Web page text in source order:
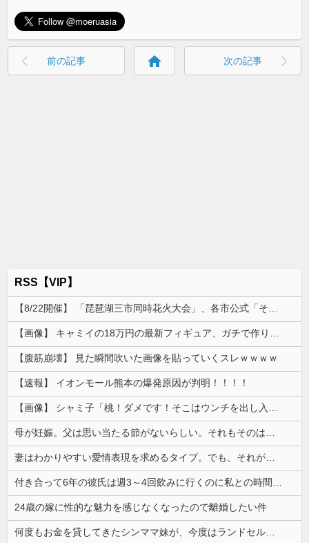
前の記事 home 次の記事
RSS【VIP】
【腹筋崩壊】 見た瞬間吹いた画像を貼っていくスレｗｗｗｗ
【速報】 イオンモール熊本の爆発原因が判明！！！！
24歳の嫁に性的な魅力を感じなくなったので離婚したい件